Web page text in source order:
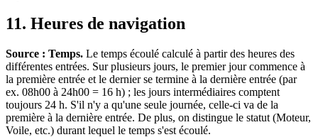
11. Heures de navigation
Source : Temps. Le temps écoulé calculé à partir des heures des
différentes entrées. Sur plusieurs jours, le premier jour commence à
la première entrée et le dernier se termine à la dernière entrée (par
ex. 08h00 à 24h00 = 16 h) ; les jours intermédiaires comptent
toujours 24 h. S'il n'y a qu'une seule journée, celle-ci va de la
première à la dernière entrée. De plus, on distingue le statut (Moteur,
Voile, etc.) durant lequel le temps s'est écoulé.